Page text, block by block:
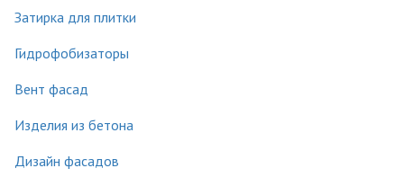
Затирка для плитки
Гидрофобизаторы
Вент фасад
Изделия из бетона
Дизайн фасадов